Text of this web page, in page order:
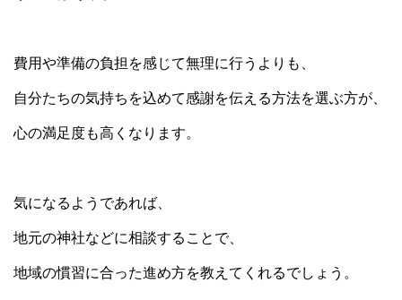
費用や準備の負担を感じて無理に行うよりも、
自分たちの気持ちを込めて感謝を伝える方法を選ぶ方が、
心の満足度も高くなります。
気になるようであれば、
地元の神社などに相談することで、
地域の慣習に合った進め方を教えてくれるでしょう。